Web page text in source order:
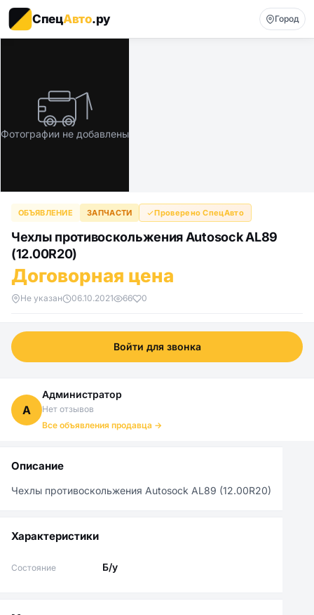
СпецАвто.ру Город
Фотографии не добавлены
ОБЪЯВЛЕНИЕ ЗАПЧАСТИ Проверено СпецАвто
Чехлы противоскольжения Autosock AL89
(12.00R20)
Договорная цена
Не указан 06.10.2021 66 0
Войти для звонка
А
Администратор
Нет отзывов
Все объявления продавца →
Описание
Чехлы противоскольжения Autosock AL89 (12.00R20)
Характеристики
Состояние Б/у